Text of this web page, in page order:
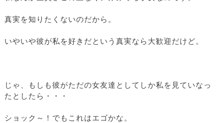
真実を知りたくないのだから。
いやいや彼が私を好きだという真実なら大歓迎だけど。
じゃ、もしも彼がただの女友達としてしか私を見ていなっ
たとしたら・・・
ショック～！でもこれはエゴかな。